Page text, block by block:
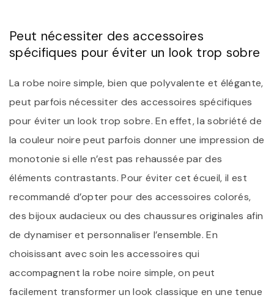
Peut nécessiter des accessoires
spécifiques pour éviter un look trop sobre
La robe noire simple, bien que polyvalente et élégante,
peut parfois nécessiter des accessoires spécifiques
pour éviter un look trop sobre. En effet, la sobriété de
la couleur noire peut parfois donner une impression de
monotonie si elle n’est pas rehaussée par des
éléments contrastants. Pour éviter cet écueil, il est
recommandé d’opter pour des accessoires colorés,
des bijoux audacieux ou des chaussures originales afin
de dynamiser et personnaliser l’ensemble. En
choisissant avec soin les accessoires qui
accompagnent la robe noire simple, on peut
facilement transformer un look classique en une tenue